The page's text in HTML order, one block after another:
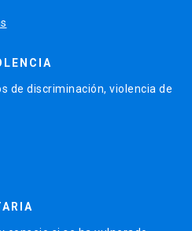
de discriminación, violencia de